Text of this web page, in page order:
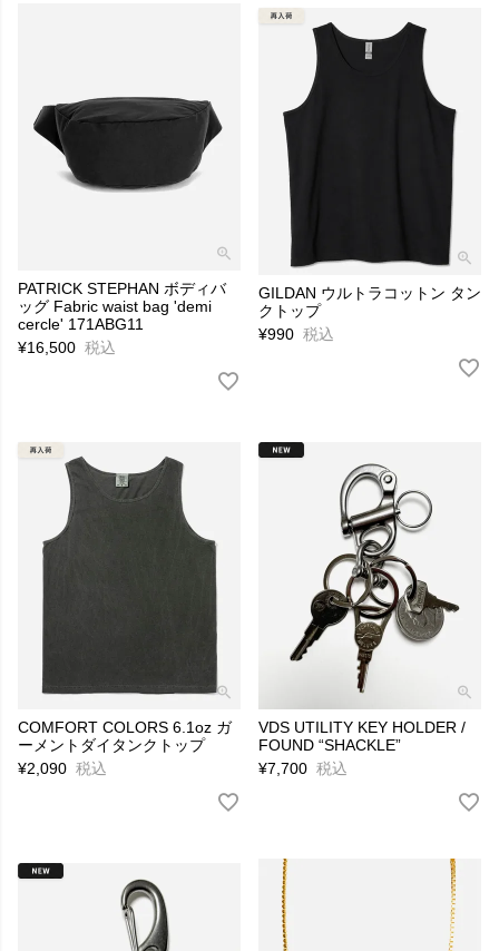
PATRICK STEPHAN ボディバ
ッグ Fabric waist bag 'demi
cercle' 171ABG11
¥16,500 税込
GILDAN ウルトラコットン タン
クトップ
¥990 税込
COMFORT COLORS 6.1oz ガ
ーメントダイタンクトップ
¥2,090 税込
VDS UTILITY KEY HOLDER /
FOUND “SHACKLE”
¥7,700 税込